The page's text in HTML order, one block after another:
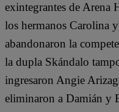
exintegrantes de Arena
los hermanos Carolina
abandonaron la
la dupla Skándalo
ingresaron Angie
eliminaron a Damián y